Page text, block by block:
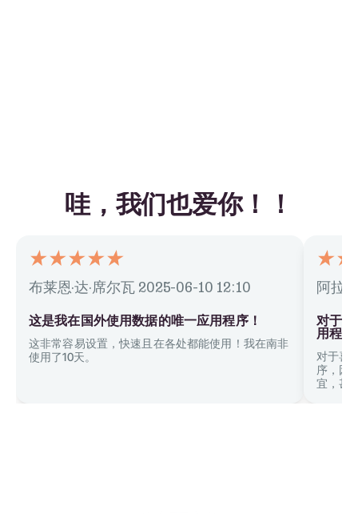
哇，我们也爱你！！
布莱恩·达·席尔瓦 2025-06-10 12:10
这是我在国外使用数据的唯一应用程序！
这非常容易设置，快速且在各处都能使用！我在南非
使用了10天。
阿拉
对于
用程序
对于喜
序，因
宜，甚